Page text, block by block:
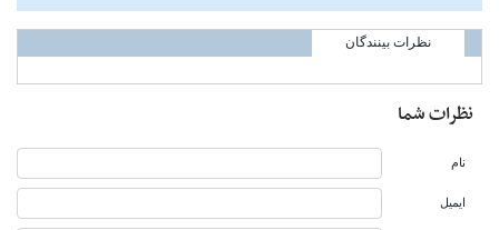
نظرات بینندگان
نظرات شما
نام
ایمیل